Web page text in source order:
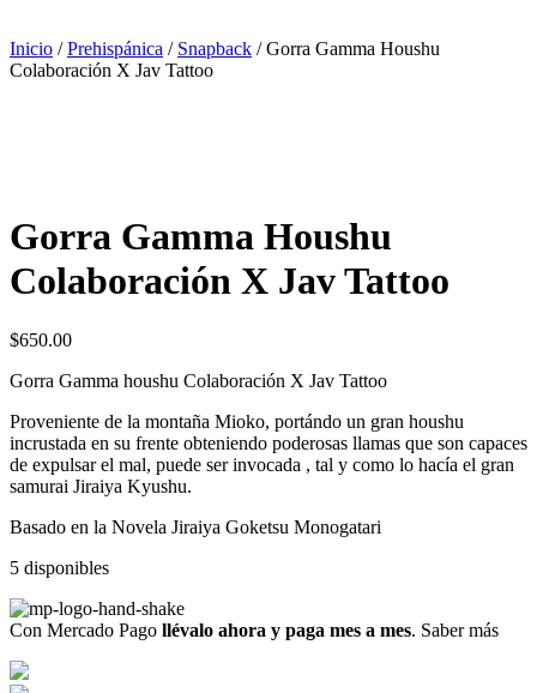
Inicio /Prehispánica / Snapback / Gorra Gamma Houshu
Colaboración X Jav Tattoo
Gorra Gamma Houshu
Colaboración X Jav Tattoo
$650.00
Gorra Gamma houshu Colaboración X Jav Tattoo
Proveniente de la montaña Mioko, portándo un gran houshu
incrustada en su frente obteniendo poderosas llamas que son capaces
de expulsar el mal, puede ser invocada , tal y como lo hacía el gran
samurai Jiraiya Kyushu.
Basado en la Novela Jiraiya Goketsu Monogatari
5 disponibles
Con Mercado Pago llévalo ahora y paga mes a mes. Saber más